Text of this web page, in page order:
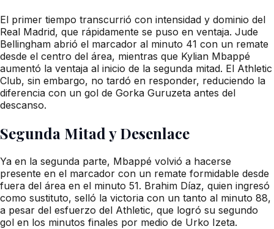
El primer tiempo transcurrió con intensidad y dominio del
Real Madrid, que rápidamente se puso en ventaja. Jude
Bellingham abrió el marcador al minuto 41 con un remate
desde el centro del área, mientras que Kylian Mbappé
aumentó la ventaja al inicio de la segunda mitad. El Athletic
Club, sin embargo, no tardó en responder, reduciendo la
diferencia con un gol de Gorka Guruzeta antes del
descanso.
Segunda Mitad y Desenlace
Ya en la segunda parte, Mbappé volvió a hacerse
presente en el marcador con un remate formidable desde
fuera del área en el minuto 51. Brahim Díaz, quien ingresó
como sustituto, selló la victoria con un tanto al minuto 88,
a pesar del esfuerzo del Athletic, que logró su segundo
gol en los minutos finales por medio de Urko Izeta.